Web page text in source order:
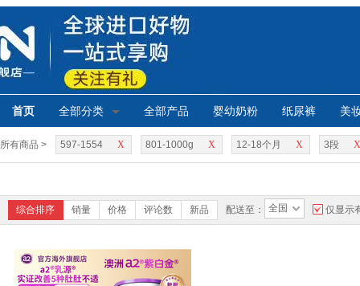
首页 全部分类 全部产品 婴幼奶粉 纸尿裤 美
所有商品 > X
597-1554 X
801-1000g X
12-18个月 X
3段
综合排序 销量 价格 评论数 新品 配送至： 全国 仅显示